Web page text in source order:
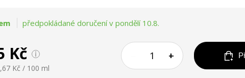
předpokládané doručení v pondělí 10.8.
Kč
Kč / 100 ml
+